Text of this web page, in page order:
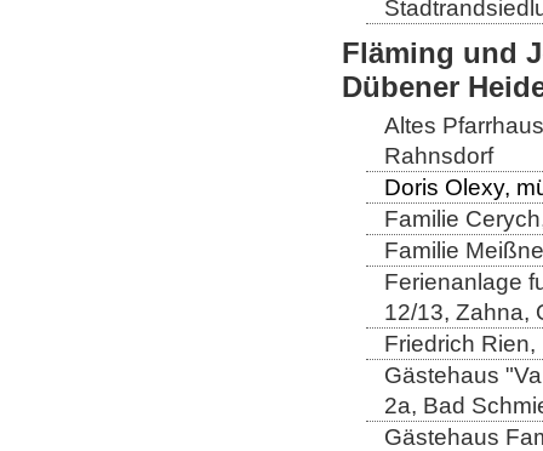
Fläming und
Dübener
Altes
Rahnsdorf
Doris Olexy,
Familie
Familie
Ferienanlage
12/13, Zahna,
Friedrich
Gästehaus
2a, Bad
Gästehaus